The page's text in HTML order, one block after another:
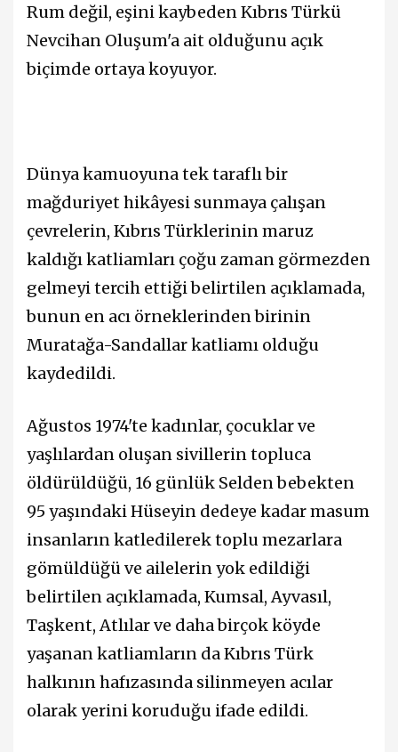
Rum değil, eşini kaybeden Kıbrıs Türkü
Nevcihan Oluşum'a ait olduğunu açık
biçimde ortaya koyuyor.
Dünya kamuoyuna tek taraflı bir
mağduriyet hikâyesi sunmaya çalışan
çevrelerin, Kıbrıs Türklerinin maruz
kaldığı katliamları çoğu zaman görmezden
gelmeyi tercih ettiği belirtilen açıklamada,
bunun en acı örneklerinden birinin
Muratağa-Sandallar katliamı olduğu
kaydedildi.
Ağustos 1974'te kadınlar, çocuklar ve
yaşlılardan oluşan sivillerin topluca
öldürüldüğü, 16 günlük Selden bebekten
95 yaşındaki Hüseyin dedeye kadar masum
insanların katledilerek toplu mezarlara
gömüldüğü ve ailelerin yok edildiği
belirtilen açıklamada, Kumsal, Ayvasıl,
Taşkent, Atlılar ve daha birçok köyde
yaşanan katliamların da Kıbrıs Türk
halkının hafızasında silinmeyen acılar
olarak yerini koruduğu ifade edildi.